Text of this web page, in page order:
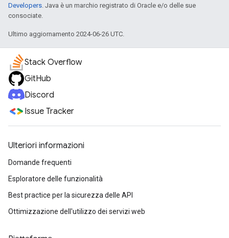
Developers. Java è un marchio registrato di Oracle e/o delle sue
consociate.
Ultimo aggiornamento 2024-06-26 UTC.
Stack Overflow
GitHub
Discord
Issue Tracker
Ulteriori informazioni
Domande frequenti
Esploratore delle funzionalità
Best practice per la sicurezza delle API
Ottimizzazione dell'utilizzo dei servizi web